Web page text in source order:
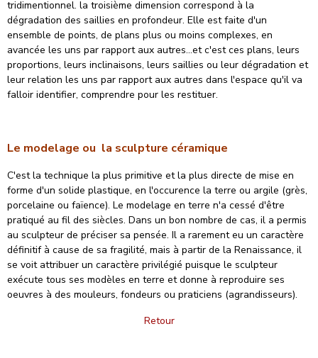
tridimentionnel. la troisième dimension correspond à la
dégradation des saillies en profondeur. Elle est faite d'un
ensemble de points, de plans plus ou moins complexes, en
avancée les uns par rapport aux autres...et c'est ces plans, leurs
proportions, leurs inclinaisons, leurs saillies ou leur dégradation et
leur relation les uns par rapport aux autres dans l'espace qu'il va
falloir identifier, comprendre pour les restituer.
Le modelage ou la sculpture céramique
C'est la technique la plus primitive et la plus directe de mise en
forme d'un solide plastique, en l'occurence la terre ou argile (grès,
porcelaine ou faïence). Le modelage en terre n'a cessé d'être
pratiqué au fil des siècles. Dans un bon nombre de cas, il a permis
au sculpteur de préciser sa pensée. Il a rarement eu un caractère
définitif à cause de sa fragilité, mais à partir de la Renaissance, il
se voit attribuer un caractère privilégié puisque le sculpteur
exécute tous ses modèles en terre et donne à reproduire ses
oeuvres à des mouleurs, fondeurs ou praticiens (agrandisseurs).
Retour